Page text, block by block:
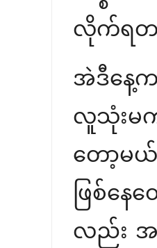
လိုက်ရ
အဲဒီနေ့က
လူသုံးမက
တော့မ
ဖြစ်န
လည်း